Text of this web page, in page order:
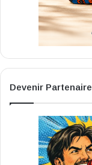
Devenir Partenaire